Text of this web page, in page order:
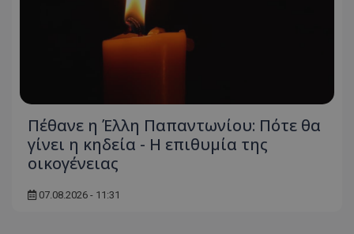
Πέθανε η Έλλη Παπαντωνίου: Πότε θα
γίνει η κηδεία - Η επιθυμία της
οικογένειας
07.08.2026 - 11:31